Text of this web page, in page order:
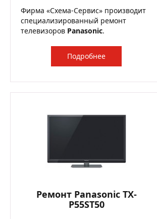
Фирма «Схема-Сервис» производит
специализированный ремонт
телевизоров Panasonic.
Подробнее
Ремонт Panasonic TX-
P55ST50